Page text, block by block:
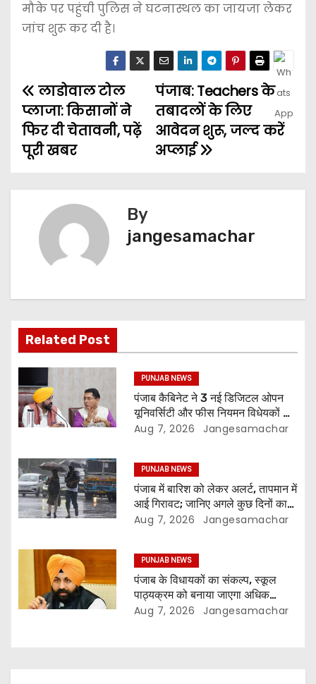
मौके पर पहुंची पुलिस ने घटनास्थल का जायजा लेकर
जांच शुरू कर दी है।
पंजाब: Teachers के
तबादलों के लिए
आवेदन शुरू, जल्द करें
अप्लाई
लाडोवाल टोल
प्लाजा: किसानों ने
फिर दी चेतावनी, पढ़ें
पूरी खबर
By
jangesamachar
Related Post
PUNJAB NEWS
पंजाब कैबिनेट ने 3 नई डिजिटल ओपन
यूनिवर्सिटी और फीस नियमन विधेयकों को
दी मंजूरी
Aug 7, 2026 Jangesamachar
PUNJAB NEWS
पंजाब में बारिश को लेकर अलर्ट, तापमान में
आई गिरावट; जानिए अगले कुछ दिनों का
मौसम
Aug 7, 2026 Jangesamachar
PUNJAB NEWS
पंजाब के विधायकों का संकल्प, स्कूल
पाठ्यक्रम को बनाया जाएगा अधिक
प्रासंगिक और आधुनिक
Aug 7, 2026 Jangesamachar